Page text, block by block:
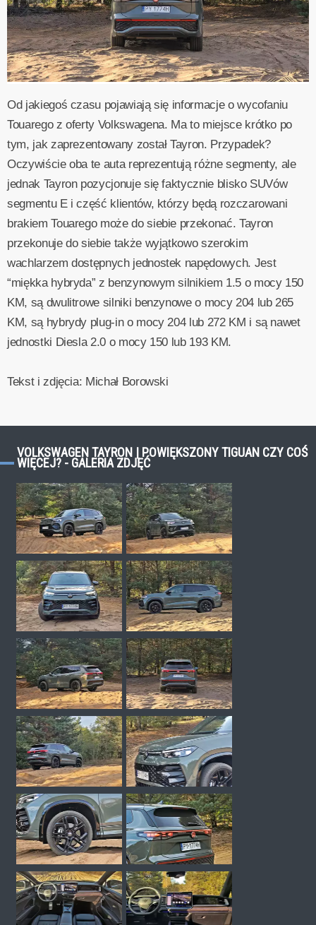
Od jakiegoś czasu pojawiają się informacje o wycofaniu
Touarego z oferty Volkswagena. Ma to miejsce krótko po
tym, jak zaprezentowany został Tayron. Przypadek?
Oczywiście oba te auta reprezentują różne segmenty, ale
jednak Tayron pozycjonuje się faktycznie blisko SUVów
segmentu E i część klientów, którzy będą rozczarowani
brakiem Touarego może do siebie przekonać. Tayron
przekonuje do siebie także wyjątkowo szerokim
wachlarzem dostępnych jednostek napędowych. Jest
“miękka hybryda” z benzynowym silnikiem 1.5 o mocy 150
KM, są dwulitrowe silniki benzynowe o mocy 204 lub 265
KM, są hybrydy plug-in o mocy 204 lub 272 KM i są nawet
jednostki Diesla 2.0 o mocy 150 lub 193 KM.
Tekst i zdjęcia: Michał Borowski
VOLKSWAGEN TAYRON | POWIĘKSZONY TIGUAN CZY COŚ
WIĘCEJ? - GALERIA ZDJĘĆ